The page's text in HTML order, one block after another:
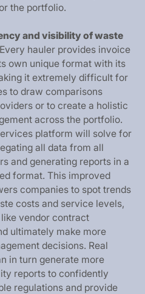
r the portfolio.
ncy and visibility ofwaste
Every hauler provides invoice
s own unique format with its
king it extremely difficult for
s to draw comparisons
oviders or to create a holistic
ement across the portfolio.
ervices platform will solve for
egating all data from all
rs and generating reports in a
d format. This improved
ers companies to spot trends
ste costs and service levels,
like vendor contract
d ultimately make more
agement decisions. Real
n in turn generate more
ity reports to confidently
le regulations and provide